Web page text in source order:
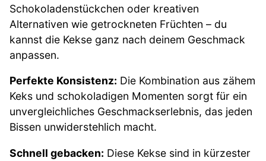
Schokoladenstückchen oder kreativen
Alternativen wie getrockneten Früchten – du
kannst die Kekse ganz nach deinem Geschmack
anpassen.
Perfekte Konsistenz: Die Kombination aus zähem
Keks und schokoladigen Momenten sorgt für ein
unvergleichliches Geschmackserlebnis, das jeden
Bissen unwiderstehlich macht.
Schnell gebacken: Diese Kekse sind in kürzester